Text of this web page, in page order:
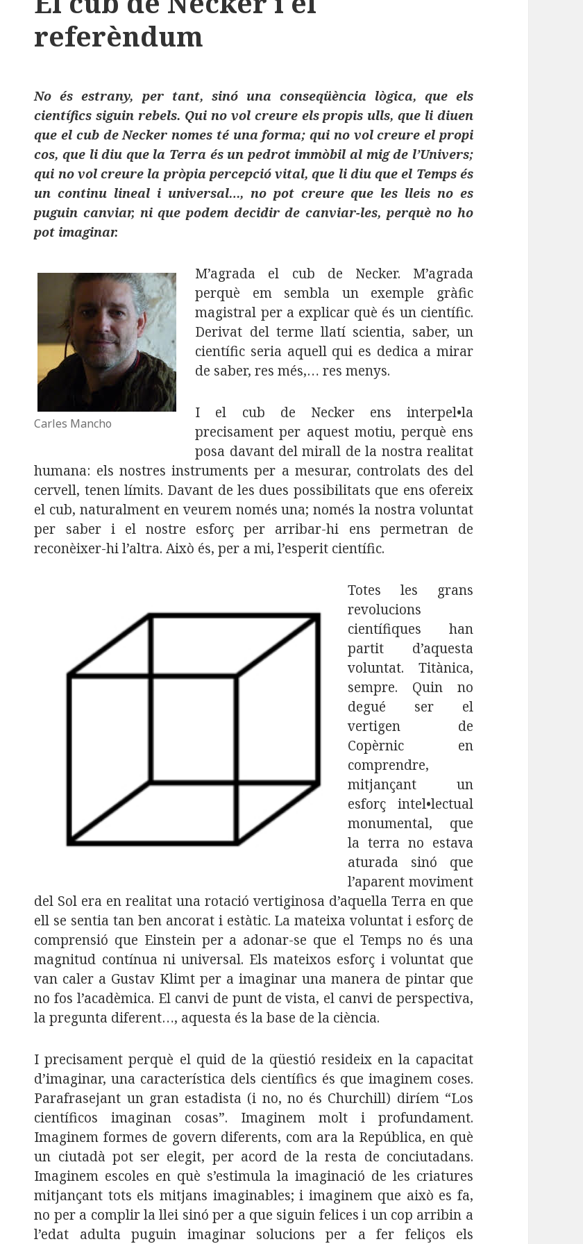
referèndum
No és estrany, per tant, sinó una conseqüència lògica, que els
científics siguin rebels. Qui no vol creure els propis ulls, que li diuen
que el cub de Necker nomes té una forma; qui no vol creure el propi
cos, que li diu que la Terra és un pedrot immòbil al mig de l’Univers;
qui no vol creure la pròpia percepció vital, que li diu que el Temps és
un continu lineal i universal…, no pot creure que les lleis no es
puguin canviar, ni que podem decidir de canviar-les, perquè no ho
pot imaginar.
Carles Mancho
M’agrada el cub de Necker. M’agrada
perquè em sembla un exemple gràfic
magistral per a explicar què és un científic.
Derivat del terme llatí scientia, saber, un
científic seria aquell qui es dedica a mirar
de saber, res més,… res menys.
I el cub de Necker ens interpel•la
precisament per aquest motiu, perquè ens
posa davant del mirall de la nostra realitat
humana: els nostres instruments per a mesurar, controlats des del
cervell, tenen límits. Davant de les dues possibilitats que ens ofereix
el cub, naturalment en veurem només una; només la nostra voluntat
per saber i el nostre esforç per arribar-hi ens permetran de
reconèixer-hi l’altra. Això és, per a mi, l’esperit científic.
Totes les grans
revolucions
científiques han
partit d’aquesta
voluntat. Titànica,
sempre. Quin no
degué ser el
vertigen de
Copèrnic en
comprendre,
mitjançant un
esforç intel•lectual
monumental, que
la terra no estava
aturada sinó que
l’aparent moviment
del Sol era en realitat una rotació vertiginosa d’aquella Terra en que
ell se sentia tan ben ancorat i estàtic. La mateixa voluntat i esforç de
comprensió que Einstein per a adonar-se que el Temps no és una
magnitud contínua ni universal. Els mateixos esforç i voluntat que
van caler a Gustav Klimt per a imaginar una manera de pintar que
no fos l’acadèmica. El canvi de punt de vista, el canvi de perspectiva,
la pregunta diferent…, aquesta és la base de la ciència.
I precisament perquè el quid de la qüestió resideix en la capacitat
d’imaginar, una característica dels científics és que imaginem coses.
Parafrasejant un gran estadista (i no, no és Churchill) diríem “Los
científicos imaginan cosas”. Imaginem molt i profundament.
Imaginem formes de govern diferents, com ara la República, en què
un ciutadà pot ser elegit, per acord de la resta de conciutadans.
Imaginem escoles en què s’estimula la imaginació de les criatures
mitjançant tots els mitjans imaginables; i imaginem que això es fa,
no per a complir la llei sinó per a que siguin felices i un cop arribin a
l’edat adulta puguin imaginar solucions per a fer feliços els